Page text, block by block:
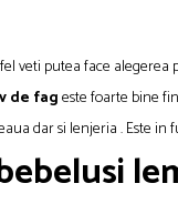
veti putea face
de fageste foarte bine
dar si lenjeria . Este